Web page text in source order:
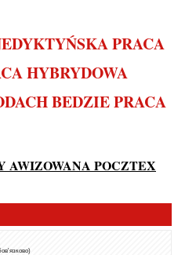
PRACA
HYBRYDOWA
BEDZIE PRACA
AWIZOWANA POCZTEX